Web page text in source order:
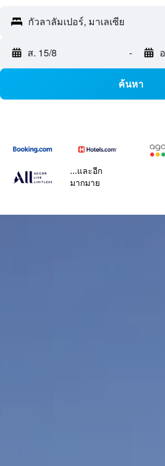
กัวลาลัมเปอร์, มาเลเซีย
ส. 15/8 -
ค้นหา
...และอีก
มากมาย